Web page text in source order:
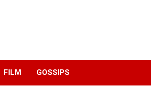
FILM GOSSIPS